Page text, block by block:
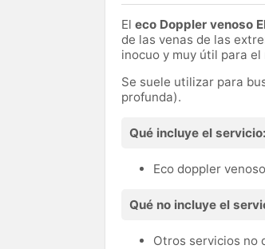
El eco Doppler venoso
de las venas de las
inocuo y muy útil para
Se suele utilizar para
profunda).
Qué incluye el servicio:
Eco doppler venoso
Qué no incluye el
Otros servicios no